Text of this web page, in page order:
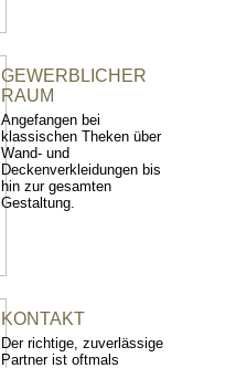
GEWERBLICHER
RAUM
Angefangen bei
klassischen Theken über
Wand- und
Deckenverkleidungen bis
hin zur gesamten
Gestaltung.
KONTAKT
Der richtige, zuverlässige
Partner ist oftmals